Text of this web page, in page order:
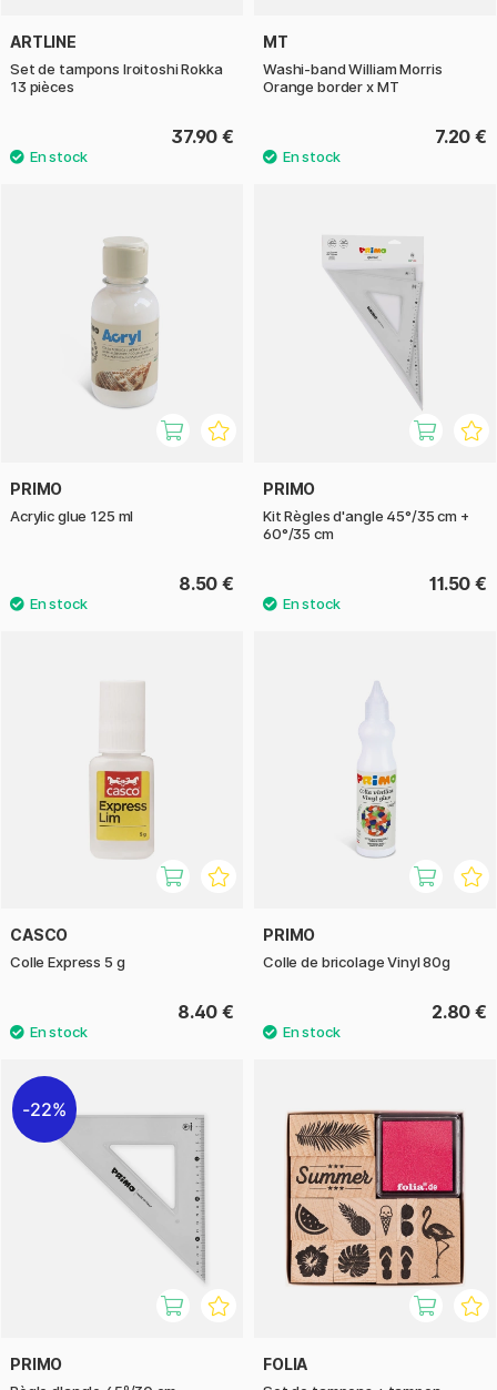
ARTLINE
Set de tampons Iroitoshi Rokka
13 pièces
37.90 €
MT
Washi-band William Morris
Orange border x MT
7.20 €
PRIMO
Acrylic glue 125 ml
8.50 €
PRIMO
Kit Règles d'angle 45°/35 cm +
60°/35 cm
11.50 €
CASCO
Colle Express 5 g
8.40 €
PRIMO
Colle de bricolage Vinyl 80g
2.80 €
22%
PRIMO FOLIA